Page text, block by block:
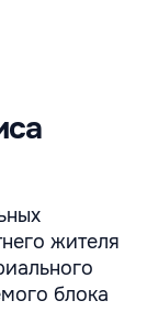
жителя
блока